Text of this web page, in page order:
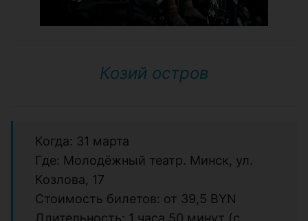
Козий остров
Когда: 31 марта
Где: Молодёжный театр. Минск, ул.
Козлова, 17
Стоимость билетов: от 39,5 BYN
Длительность: 1 часа 50 минут (с